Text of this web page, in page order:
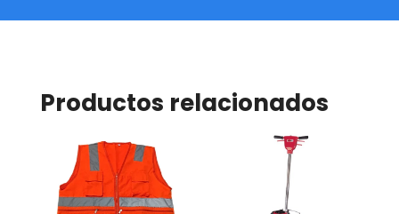
Productos relacionados